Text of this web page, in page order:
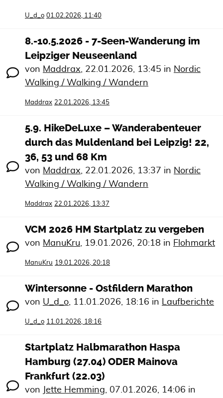
U_d_o 01.02.2026, 11:40
8.-10.5.2026 - 7-Seen-Wanderung im
Leipziger Neuseenland
von Maddrax, 22.01.2026, 13:45 in Nordic
Walking / Walking / Wandern
Maddrax 22.01.2026, 13:45
5.9. HikeDeLuxe – Wanderabenteuer
durch das Muldenland bei Leipzig! 22,
36, 53 und 68 Km
von Maddrax, 22.01.2026, 13:37 in Nordic
Walking / Walking / Wandern
Maddrax 22.01.2026, 13:37
VCM 2026 HM Startplatz zu vergeben
von ManuKru, 19.01.2026, 20:18 in Flohmarkt
ManuKru 19.01.2026, 20:18
Wintersonne - Ostfildern Marathon
von U_d_o, 11.01.2026, 18:16 in Laufberichte
U_d_o 11.01.2026, 18:16
Startplatz Halbmarathon Haspa
Hamburg (27.04) ODER Mainova
Frankfurt (22.03)
von Jette Hemming, 07.01.2026, 14:06 in